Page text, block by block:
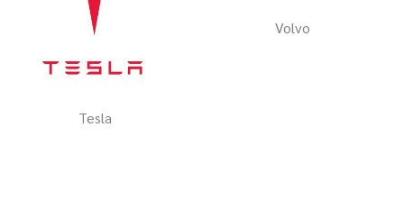
Tesla
Volvo